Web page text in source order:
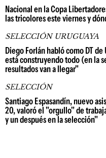
Nacional en la Copa
las tricolores este viernes y
SELECCIÓN URUGUAYA
Diego Forlán habló como DT
está construyendo todo (en la
resultados van a llegar"
SELECCIÓN
Santiago Espasandín, nuevo
20, valoró el "orgullo" de
y un después en la selección"